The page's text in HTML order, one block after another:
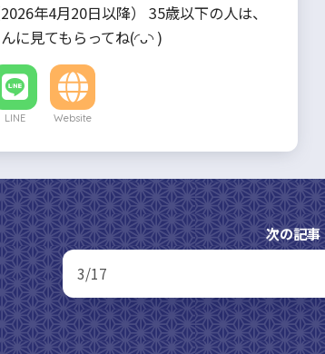
年4月20日以降） 35歳以下の人は、
に見てもらってね(◜ᴗ◝ )
LINE Website
次の記事
3/17